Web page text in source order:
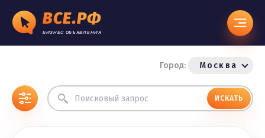
ВСЕ.РФ
БИЗНЕС ОБЪЯВЛЕНИЯ
Город: Москва
ИСКАТЬ